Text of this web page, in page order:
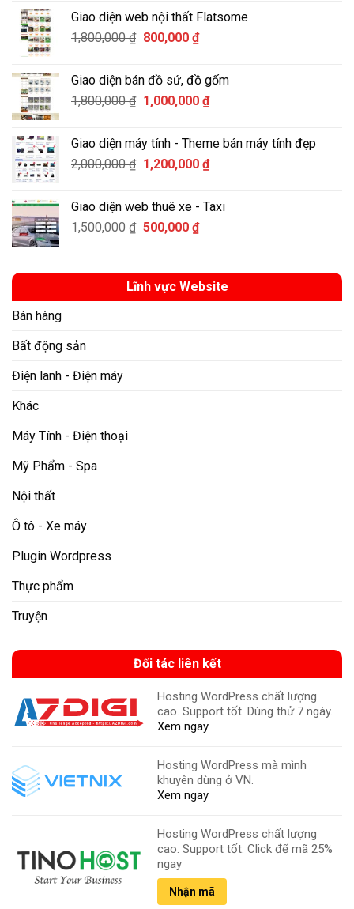
1,500,000 ₫.
là:
800,000 ₫.
Giao diện web nội thất Flatsome
1,800,000₫ Giá
1,800,000 ₫.
800,000 ₫Giá
là:
800,000 ₫.
Giao diện bán đồ sứ, đồ gốm
1,800,000₫ Giá
1,800,000 ₫.
1,000,000 ₫Giá
là:
1,000,000 ₫.
Giao diện máy tính - Theme bán máy tính đẹp
2,000,000₫ Giá
2,000,000 ₫.
1,200,000 ₫Giá
là:
Giao diện web thuê xe - Taxi
1,500,000₫ Giá
1,500,000 ₫.
500,000 ₫Giá
là:
500,000 ₫.
Lĩnh vực Website
Bán hàng
Bất động sản
Điện lanh - Điện máy
Khác
Máy Tính - Điện thoại
Mỹ Phẩm - Spa
Nội thất
Ô tô - Xe máy
Plugin Wordpress
Thực phẩm
Truyện
Đối tác liên kết
Hosting WordPress chất lượng
cao. Support tốt. Dùng thử 7 ngày.
Xem ngay
Hosting WordPress mà mình
khuyên dùng ở VN.
Xem ngay
Hosting WordPress chất lượng
cao. Support tốt. Click để mã 25%
ngay
Nhận mã